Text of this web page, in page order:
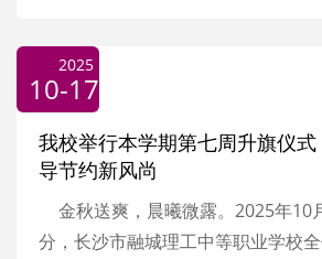
2025
10-17
我校举行本学期第七周升旗仪
导节约新风尚
金秋送爽，晨曦微露。2025年10
分，长沙市融城理工中等职业学校